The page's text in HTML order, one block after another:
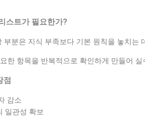
스트가 필요한가?
부분은 지식 부족보다 기본 원칙을 놓치는
한 항목을 반복적으로 확인하게 만들어 실
점
감소
일관성 확보